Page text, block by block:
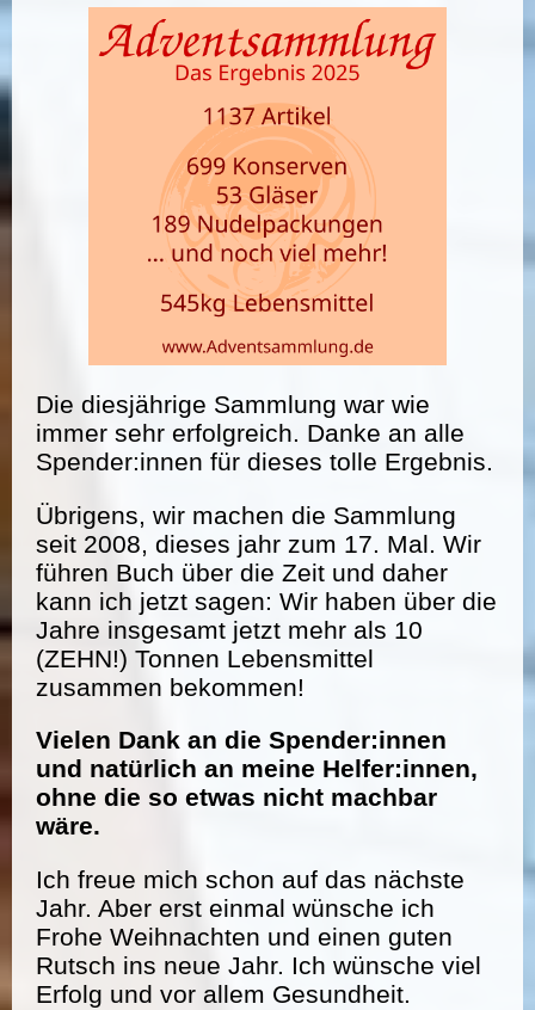
Die diesjährige Sammlung war wie
immer sehr erfolgreich. Danke an alle
Spender:innen für dieses tolle Ergebnis.
Übrigens, wir machen die Sammlung
seit 2008, dieses jahr zum 17. Mal. Wir
führen Buch über die Zeit und daher
kann ich jetzt sagen: Wir haben über die
Jahre insgesamt jetzt mehr als 10
(ZEHN!) Tonnen Lebensmittel
zusammen bekommen!
Vielen Dank an die Spender:innen
und natürlich an meine Helfer:innen,
ohne die so etwas nicht machbar
wäre.
Ich freue mich schon auf das nächste
Jahr. Aber erst einmal wünsche ich
Frohe Weihnachten und einen guten
Rutsch ins neue Jahr. Ich wünsche viel
Erfolg und vor allem Gesundheit.